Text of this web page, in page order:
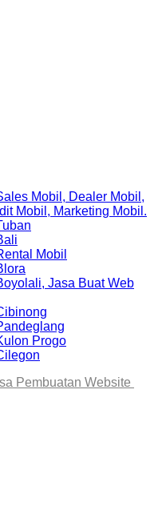
Mobil, Dealer Mobil,
Mobil, Marketing Mobil.
Mobil
Jasa Buat Web
Progo
Pembuatan Website